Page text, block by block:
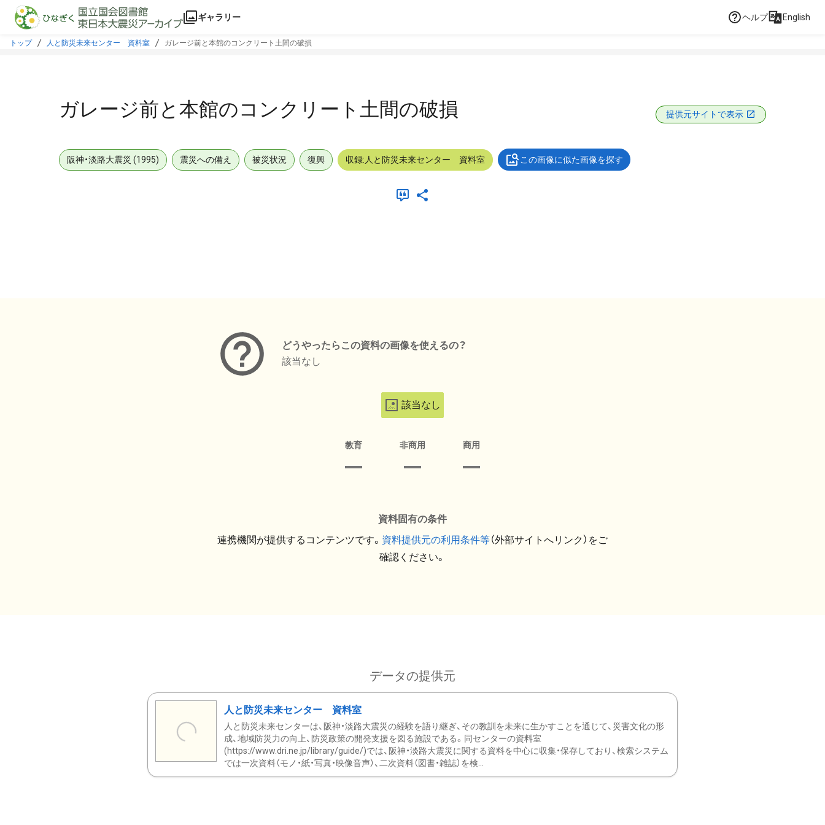
本文に飛ぶ
ギャラリー ヘルプ English
トップ 人と防災未来センター 資料室 ガレージ前と本館のコンクリート土間の破損
ガレージ前と本館のコンクリート土間の破損 提供元サイトで表示
阪神・淡路大震災 (1995) 震災への備え 被災状況 復興 収録:人と防災未来センター 資料室 この画像に似た画像を探す
どうやったらこの資料の画像を使えるの？
該当なし
該当なし
教育 非商用 商用
資料固有の条件
連携機関が提供するコンテンツです。 資料提供元の利用条件等（外部サイトへリンク）をご
確認ください。
データの提供元
人と防災未来センター 資料室
人と防災未来センターは、阪神・淡路大震災の経験を語り継ぎ、その教訓を未来に生かすことを通じて、災害文化の形
成、地域防災力の向上、防災政策の開発支援を図る施設である。同センターの資料室
(https://www.dri.ne.jp/library/guide/)では、阪神・淡路大震災に関する資料を中心に収集・保存しており、検索システム
では一次資料（モノ・紙・写真・映像音声）、二次資料（図書・雑誌）を検...